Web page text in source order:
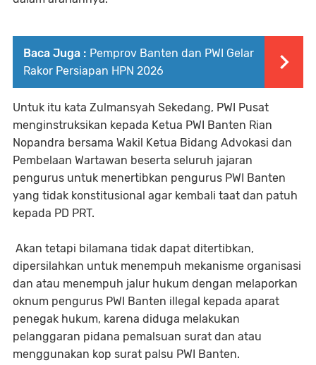
Baca Juga : Pemprov Banten dan PWI Gelar
Rakor Persiapan HPN 2026
Untuk itu kata Zulmansyah Sekedang, PWI Pusat
menginstruksikan kepada Ketua PWI Banten Rian
Nopandra bersama Wakil Ketua Bidang Advokasi dan
Pembelaan Wartawan beserta seluruh jajaran
pengurus untuk menertibkan pengurus PWI Banten
yang tidak konstitusional agar kembali taat dan patuh
kepada PD PRT.
Akan tetapi bilamana tidak dapat ditertibkan,
dipersilahkan untuk menempuh mekanisme organisasi
dan atau menempuh jalur hukum dengan melaporkan
oknum pengurus PWI Banten illegal kepada aparat
penegak hukum, karena diduga melakukan
pelanggaran pidana pemalsuan surat dan atau
menggunakan kop surat palsu PWI Banten.